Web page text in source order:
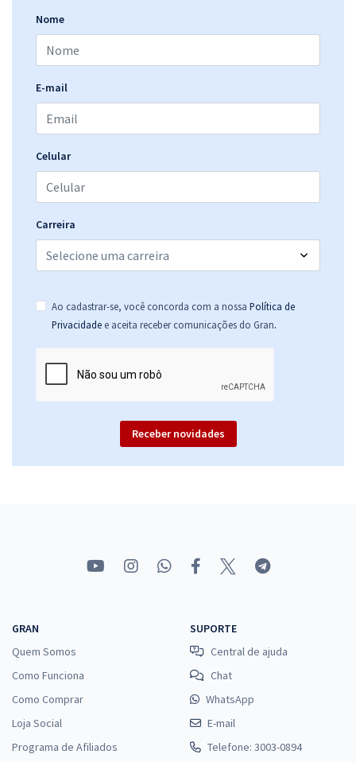
Nome
E-mail
Celular
Carreira
Ao cadastrar-se, você concorda com a nossa Política de
Privacidade e aceita receber comunicações do Gran.
Receber novidades
GRAN
Quem Somos
Como Funciona
Como Comprar
Loja Social
Programa de Afiliados
SUPORTE
Central de ajuda
Chat
WhatsApp
E-mail
Telefone: 3003-0894